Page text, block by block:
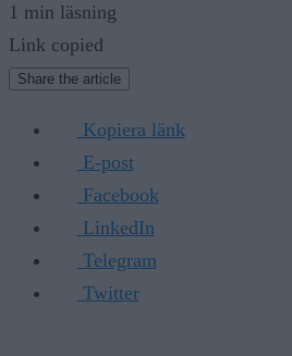
1 min läsning
Link copied
Share the article
Kopiera länk
E-post
Facebook
LinkedIn
Telegram
Twitter